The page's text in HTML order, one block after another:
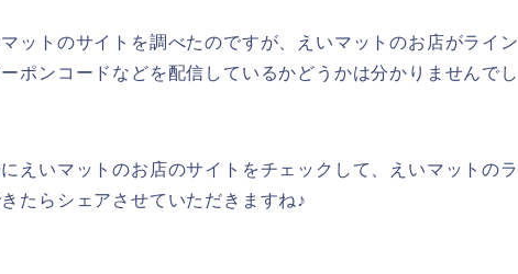
ットのサイトを調べたのですが、えいマットのお店がライン
ポンコードなどを配信しているかどうかは分かりませんでし
えいマットのお店のサイトをチェックして、えいマットのラ
たらシェアさせていただきますね♪